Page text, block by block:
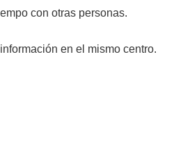
con otras personas.
en el mismo centro.